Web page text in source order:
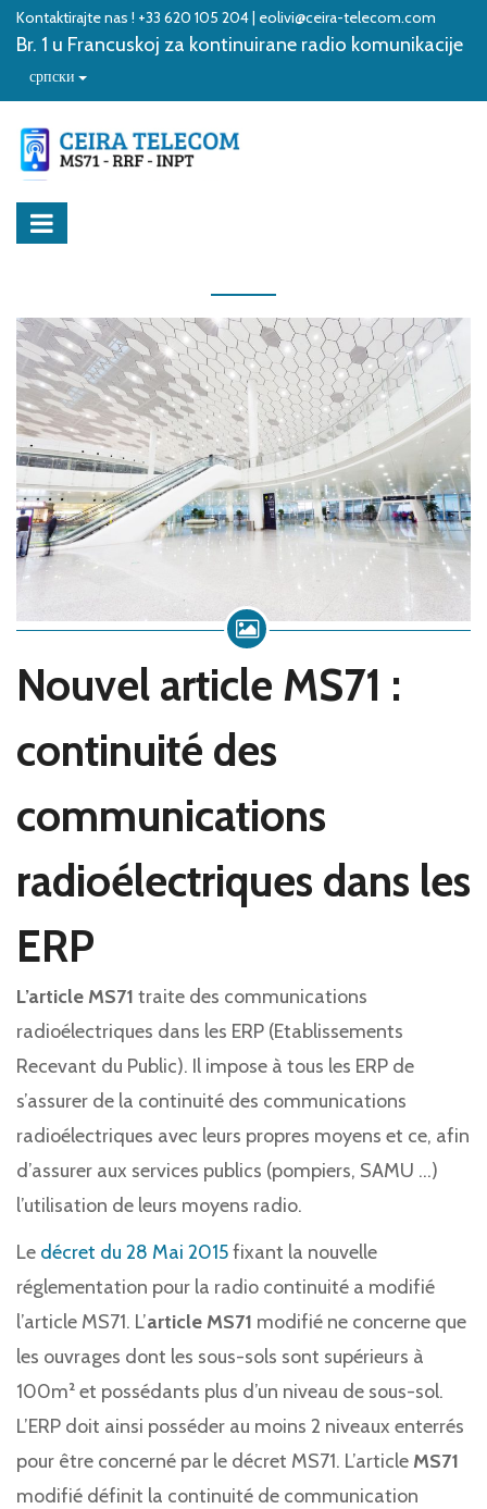
Kontaktirajte nas ! +33 620 105 204 | eolivi@ceira-telecom.com
Br. 1 u Francuskoj za kontinuirane radio komunikacije
српски
O NAMA
Naše vrednosti
Kontinuirana radio komunikacija
PRIVATNI RADIO
Napomene
Blog
KONTAKT
Nouvel article MS71 :
continuité des
communications
radioélectriques dans les
ERP
L’article MS71 traite des communications
radioélectriques dans les ERP (Etablissements
Recevant du Public). Il impose à tous les ERP de
s’assurer de la continuité des communications
radioélectriques avec leurs propres moyens et ce, afin
d’assurer aux services publics (pompiers, SAMU …)
l’utilisation de leurs moyens radio.
Le décret du 28 Mai 2015fixant la nouvelle
réglementation pour la radio continuité a modifié
l’article MS71. L’article MS71 modifié ne concerne que
les ouvrages dont les sous-sols sont supérieurs à
100m² et possédants plus d’un niveau de sous-sol.
L’ERP doit ainsi posséder au moins 2 niveaux enterrés
pour être concerné par le décret MS71. L’article MS71
modifié définit la continuité de communication